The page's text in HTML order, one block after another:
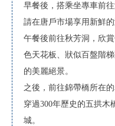
早餐後，搭乘坐專車前往
請在唐戶市場享用新鮮
午餐後前往秋芳洞，欣
色天花板、狀似百盤階
的美麗絕景。
之後，前往錦帶橋所在的
穿過300年歷史的五拱
城。